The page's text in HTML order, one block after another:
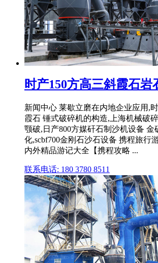
时产150方高三斜霞石岩
新闻中心 莱歇立磨在内地企业应用,
霞石 锤式破碎机的构造,上海机械破
颚破,日产800方媒矸石制沙机设备 金
化,scbf700金刚石沙石设备 携程旅行
内外精品游记大全【携程攻略 ...
联系电话: 180 3780 8511